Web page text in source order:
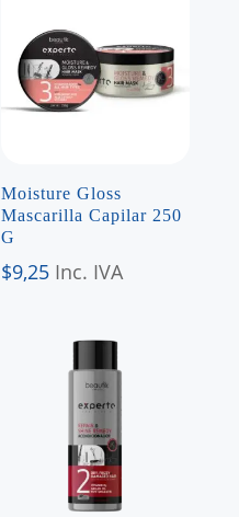
Moisture Gloss
Mascarilla Capilar 250
G
$9,25 Inc. IVA